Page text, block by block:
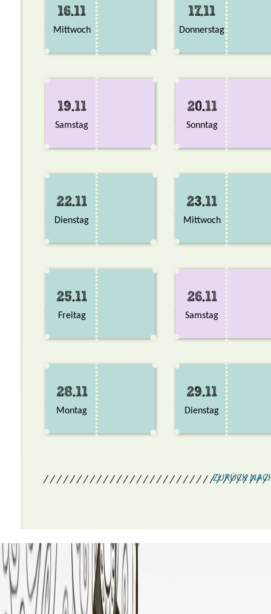
16.11
Mittwoch
17.11
Donnerstag
19.11
Samstag
20.11
Sonntag
22.11
Dienstag
23.11
Mittwoch
25.11
Freitag
26.11
Samstag
28.11
Montag
29.11
Dienstag
/ / / / / / / / / / / / / / / / / / / / / / / / / / / / / / / / / /
ZURÜCK